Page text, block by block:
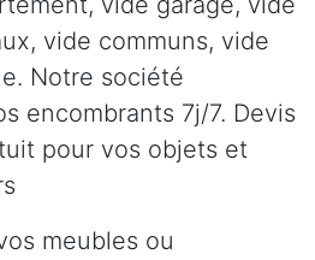
vide communs, vide
Notre société
encombrants 7j/7. Devis
pour vos objets et
meubles ou